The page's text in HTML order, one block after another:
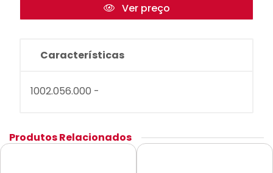
Ver preço
Características
1002.056.000 -
Produtos Relacionados